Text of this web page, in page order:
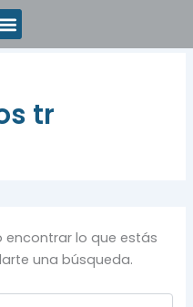
tr
encontrar lo que estás
una búsqueda.